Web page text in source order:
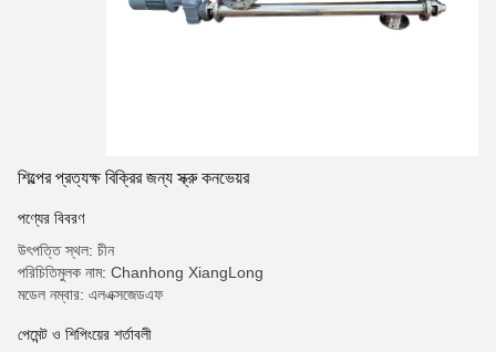
শিল্পের প্রত্যক্ষ বিক্রির জন্য স্ক্রু কনভেয়র
পণ্যের বিবরণ
উৎপত্তি স্থল: চীন
পরিচিতিমুলক নাম: Chanhong XiangLong
মডেল নম্বার: এলএক্সজেডএফ
পেমেন্ট ও শিপিংয়ের শর্তাবলী